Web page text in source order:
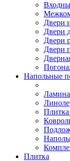
Двери
Двери
Двери
Двери
Напольные
Плитка